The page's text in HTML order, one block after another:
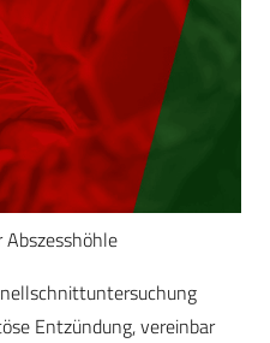
Abszesshöhle
Entzündung, vereinbar